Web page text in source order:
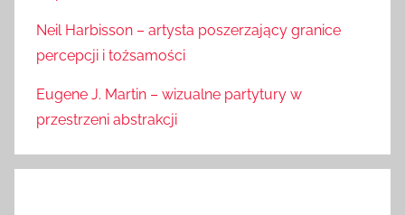
Neil Harbisson – artysta poszerzający granice
percepcji i tożsamości
Eugene J. Martin – wizualne partytury w
przestrzeni abstrakcji